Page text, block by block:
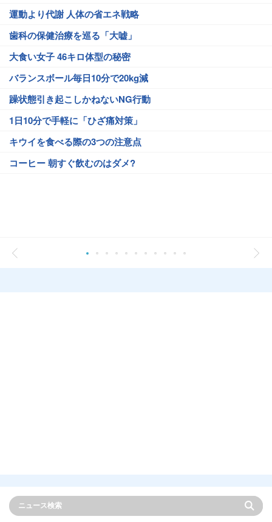
運動より代謝 人体の省エネ戦略
歯科の保健治療を巡る「大嘘」
大食い女子 46キロ体型の秘密
バランスボール毎日10分で20kg減
躁状態引き起こしかねないNG行動
1日10分で手軽に「ひざ痛対策」
キウイを食べる際の3つの注意点
コーヒー 朝すぐ飲むのはダメ?